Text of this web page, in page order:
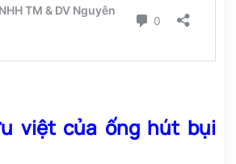
việt của ống hút bụi